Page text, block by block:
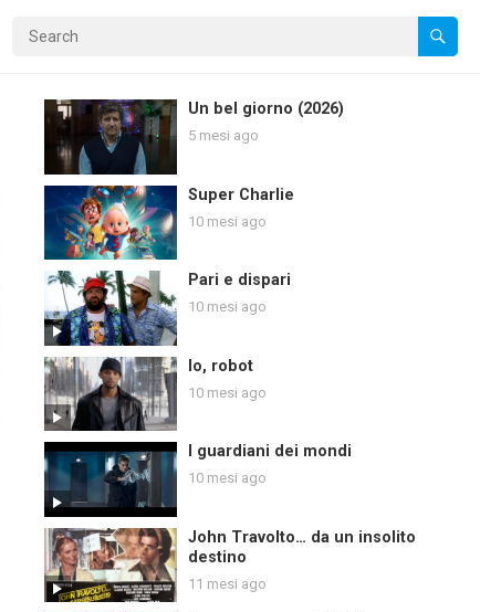
Un bel giorno (2026)
5 mesi ago
Super Charlie
10 mesi ago
Pari e dispari
10 mesi ago
Io, robot
10 mesi ago
I guardiani dei mondi
10 mesi ago
John Travolto… da un insolito
destino
11 mesi ago